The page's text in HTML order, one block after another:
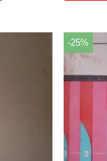
-25%